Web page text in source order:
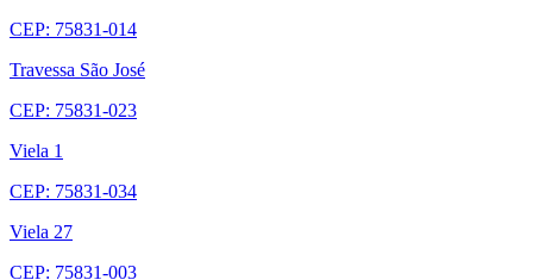
CEP: 75831-014
Travessa São José
CEP: 75831-023
Viela 1
CEP: 75831-034
Viela 27
CEP: 75831-003